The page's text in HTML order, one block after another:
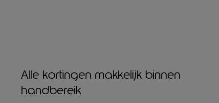
Alle kortingen makkelijk binnen
handbereik